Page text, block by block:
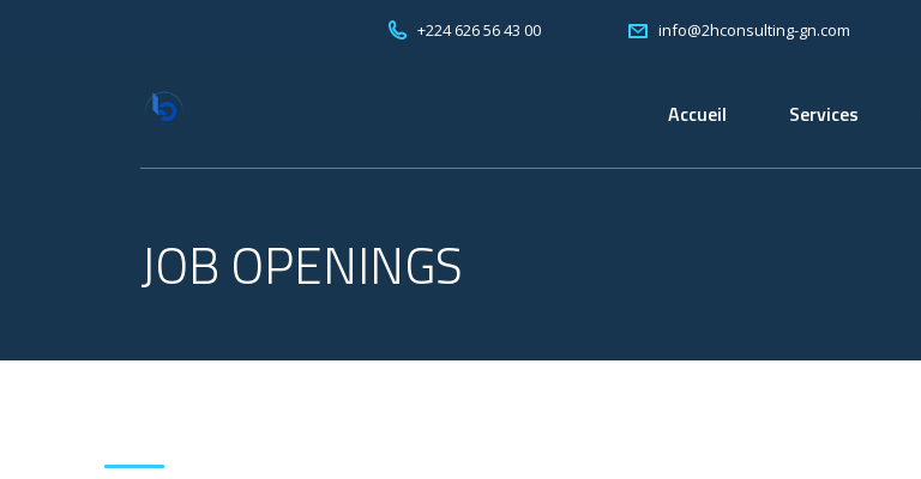
+224 626 56 43 00 info@2hconsulting-gn.com
Accueil Services
JOB OPENINGS